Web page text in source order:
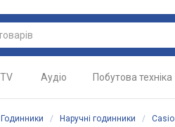
TV Аудіо Побутова техніка
Годинники / Наручні годинники / Casio